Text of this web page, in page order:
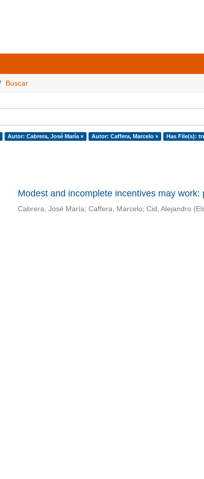
Buscar
Autor: Cabrera, José María × Autor: Caffera, Marcelo × Has File(s):
Modest and incomplete incentives may
Cabrera, José María; Caffera, Marcelo; Cid, Alejandro (